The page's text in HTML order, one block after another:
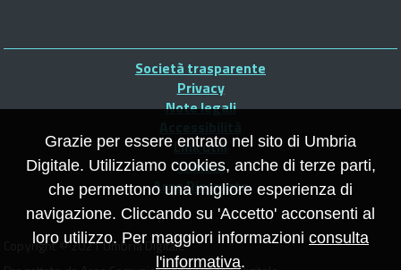
pagina
Società trasparente
Privacy
Note legali
Link utili
Credits
Area Riservata
Copyright © 2021 Umbria Digitale
Grazie per essere entrato nel sito di Umbria
Digitale. Utilizziamo cookies, anche di terze parti,
che permettono una migliore esperienza di
navigazione. Cliccando su 'Accetto' acconsenti al
loro utilizzo. Per maggiori informazioni consulta
l'informativa.